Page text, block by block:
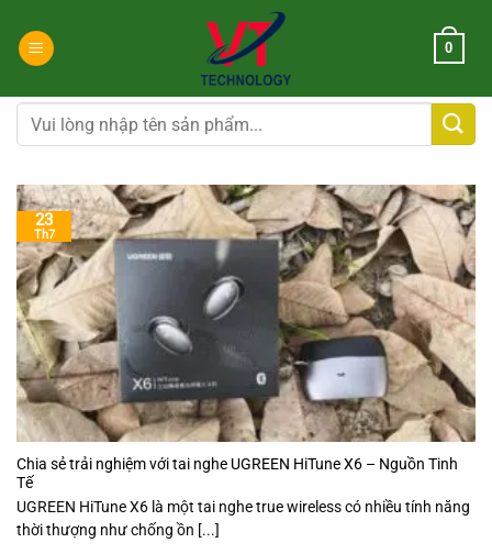
đến
dung
0
Tìm
kiếm:
Chia sẻ trải nghiệm với tai nghe UGREEN HiTune X6 – Nguồn Tinh
Tế
UGREEN HiTune X6 là một tai nghe true wireless có nhiều tính năng
thời thượng như chống ồn [...]
23
Th7